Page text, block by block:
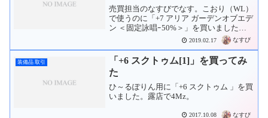
売買担当のなすびでなす。こおり（WL）
で使うのに「+7 アリア ガーデンオブエデ
ン ＜固定詠唱ｰ50%＞」を買いました。
露店で500Mzでした。相場が500～540Mz
くらいだったので安く手に入ったのか
な？エンチャントは「詠唱妨害不可」か
「...
2019.02.17 なすび
装備品 取引
「+6 スクトゥム[1]」を買ってみ
た
ひ～るぽりん用に「+6 スクトゥム 」を買
いました。露店で4Mz。
2017.10.08 なすび